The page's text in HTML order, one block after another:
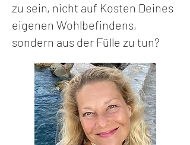
zu sein, nicht auf Kosten Deines
eigenen Wohlbefindens,
sondern aus der Fülle zu tun?